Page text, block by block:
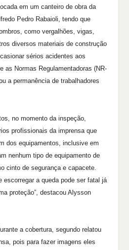
em um canteiro de obra da
Pedro Rabaioli, tendo que
como vergalhões, vigas,
diversos materiais de construção
sérios acidentes aos
as Normas Regulamentadoras (NR-
a permanência de trabalhadores
no momento da inspeção,
profissionais da imprensa que
dos equipamentos, inclusive em
nenhum tipo de equipamento de
cinto de segurança e capacete.
escorregar a queda pode ser fatal já
proteção”, destacou Alysson
a cobertura, segundo relatou
pois para fazer imagens eles